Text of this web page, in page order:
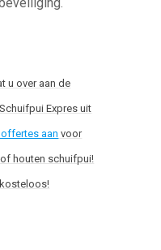
u over aan de
Expres uit
aan voor
houten schuifpui!